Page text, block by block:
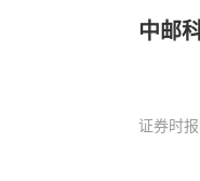
中邮
证券时